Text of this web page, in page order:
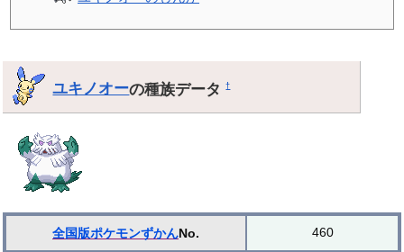
ユキノオーの種族データ†
全国版ポケモンずかんNo. 460